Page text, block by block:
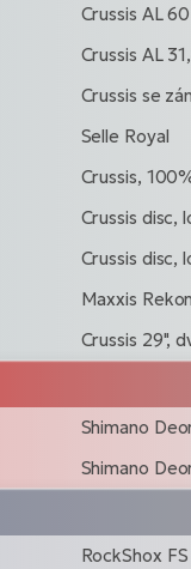
Crussis AL
Crussis AL
Crussis se
Selle Royal
Crussis,
Crussis disc,
Crussis disc,
Maxxis
Crussis 29",
Shimano
Shimano
RockShox